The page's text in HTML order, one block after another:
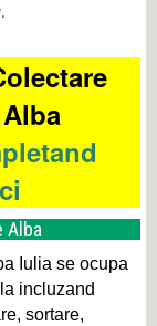
.
Alba
Iulia se ocupa
incluzand
sortare,